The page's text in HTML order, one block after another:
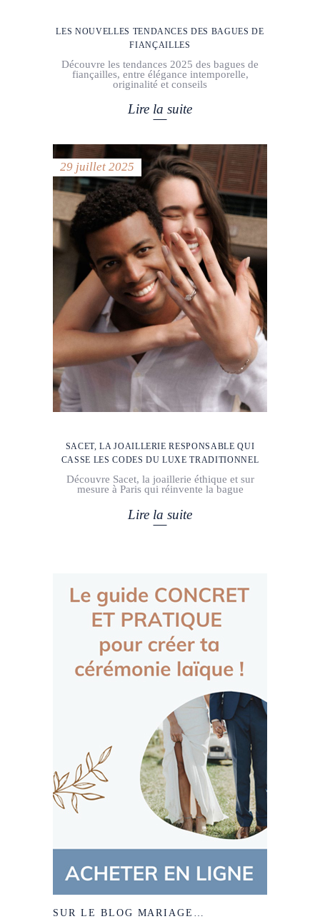
LES NOUVELLES TENDANCES DES BAGUES DE
FIANÇAILLES
Découvre les tendances 2025 des bagues de
fiançailles, entre élégance intemporelle,
originalité et conseils
Lire la suite
29 juillet 2025
SACET, LA JOAILLERIE RESPONSABLE QUI
CASSE LES CODES DU LUXE TRADITIONNEL
Découvre Sacet, la joaillerie éthique et sur
mesure à Paris qui réinvente la bague
Lire la suite
SUR LE BLOG MARIAGE…